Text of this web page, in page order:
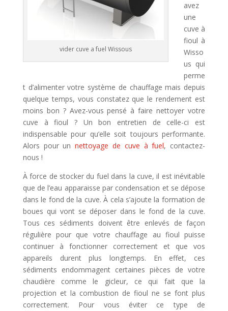
vider cuve a fuel Wissous
avez
une
cuve à
fioul à
Wisso
us qui
perme
t d’alimenter votre système de chauffage mais depuis
quelque temps, vous constatez que le rendement est
moins bon ? Avez-vous pensé à faire nettoyer votre
cuve à fioul ? Un bon entretien de celle-ci est
indispensable pour qu’elle soit toujours performante.
Alors pour un nettoyage de cuve à fuel, contactez-
nous !
À force de stocker du fuel dans la cuve, il est inévitable
que de l’eau apparaisse par condensation et se dépose
dans le fond de la cuve. À cela s’ajoute la formation de
boues qui vont se déposer dans le fond de la cuve.
Tous ces sédiments doivent être enlevés de façon
régulière pour que votre chauffage au fioul puisse
continuer à fonctionner correctement et que vos
appareils durent plus longtemps. En effet, ces
sédiments endommagent certaines pièces de votre
chaudière comme le gicleur, ce qui fait que la
projection et la combustion de fioul ne se font plus
correctement. Pour vous éviter ce type de